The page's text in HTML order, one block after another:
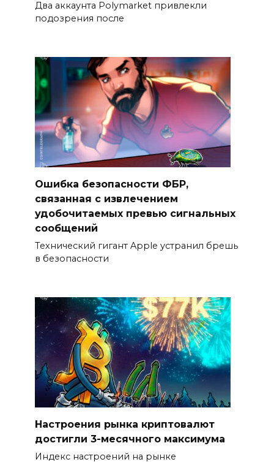
Два аккаунта Polymarket привлекли
подозрения после
Ошибка безопасности ФБР,
связанная с извлечением
удобочитаемых превью сигнальных
сообщений
Технический гигант Apple устранил брешь
в безопасности
Настроения рынка криптовалют
достигли 3-месячного максимума
Индекс настроений на рынке